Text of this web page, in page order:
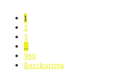
1
2
3
…
960
Berikutnya